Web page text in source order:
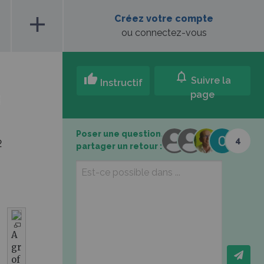
add
Créez votre compte
ou connectez-vous
A
gr
of
thumb_up Instructif notifications Suivre la
page
Poser une question,
partager un retour :
4